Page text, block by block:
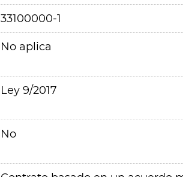
33100000-1
No aplica
Ley 9/2017
No